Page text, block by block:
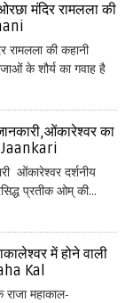
मंदिर रामलला की
रामलला की कहानी
के शौर्य का गवाह है
का
Jaankari
ओंकारेश्वर दर्शनीय
प्रतीक ओम् की...
में होने वाली
Kal
महाकाल-